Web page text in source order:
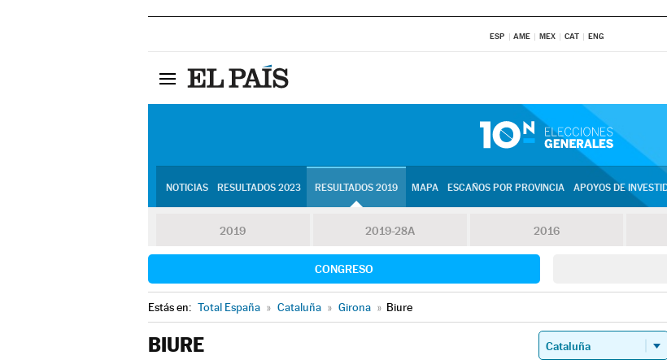
ESP AME MEX CAT ENG
NOTICIAS RESULTADOS 2023 RESULTADOS 2019 MAPA ESCAÑOS POR PROVINCIA APOYOS DE
2019 2019-28A 2016
CONGRESO
Estás en: Total España » Cataluña » Girona » Biure
BIURE